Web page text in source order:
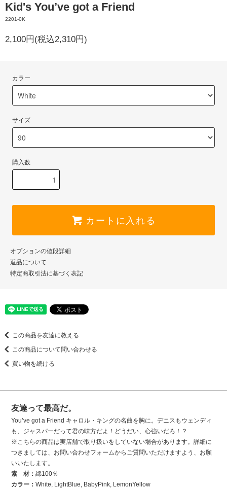
Kid's You’ve got a Friend
2201-0K
2,100円(税込2,310円)
カラー
サイズ
購入数
カートに入れる
オプションの値段詳細
返品について
特定商取引法に基づく表記
この商品を友達に教える
この商品について問い合わせる
買い物を続ける
友達って最高だ。
You’ve got a Friend キャロル・キングの名曲を胸に。デニスもウェンディ
も、ジャスパーだって君の味方だよ！どうだい、心強いだろ！？
※こちらの商品は実店舗で取り扱いをしていない場合があります。詳細に
つきましては、お問い合わせフォームからご質問いただけますよう、お願
いいたします。
素 材：綿100％
カラー：White, LightBlue, BabyPink, LemonYellow